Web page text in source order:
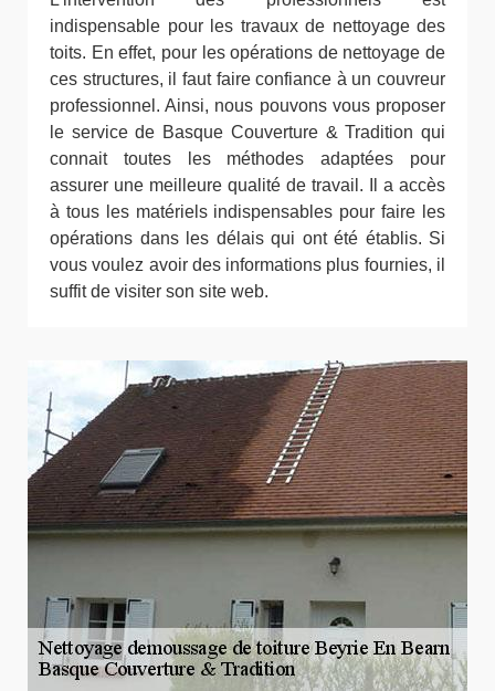
indispensable pour les travaux de nettoyage des
toits. En effet, pour les opérations de nettoyage de
ces structures, il faut faire confiance à un couvreur
professionnel. Ainsi, nous pouvons vous proposer
le service de Basque Couverture & Tradition qui
connait toutes les méthodes adaptées pour
assurer une meilleure qualité de travail. Il a accès
à tous les matériels indispensables pour faire les
opérations dans les délais qui ont été établis. Si
vous voulez avoir des informations plus fournies, il
suffit de visiter son site web.